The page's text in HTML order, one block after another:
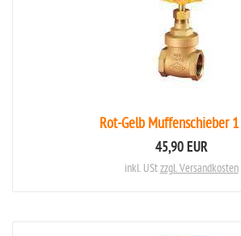
Rot-Gelb Muffenschieber
45,90 EUR
inkl. UStzzgl. Versandkosten